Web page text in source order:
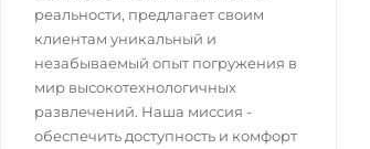
реальности, предлагает своим
клиентам уникальный и
незабываемый опыт погружения в
мир высокотехнологичных
развлечений. Наша миссия -
обеспечить доступность и комфорт